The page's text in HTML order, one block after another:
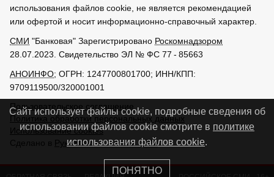
использования файлов cookie, не является рекомендацией
или офертой и носит информационно-справочный характер.
СМИ "Банковая" Зарегистрировано Роскомнадзором
28.07.2023. Свидетельство ЭЛ № ФС 77 - 85663
АНОИНФО; ОГРН: 1247700801700; ИНН/КПП:
9709119500/320001001
Пользовательское соглашение
Политика обработки персональных данных
Использование cookies
Сделано в
РунетЛаб – Сайты и CRM
Сайт использует файлы cookie, подробные сведения об
использовании файлов cookie смотрите в политике
использования файлов cookie.
ПОНЯТНО